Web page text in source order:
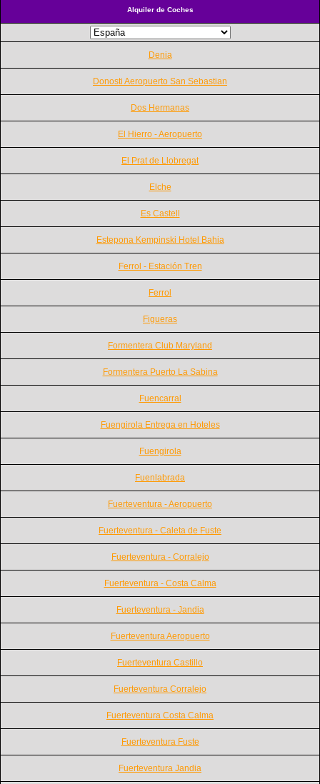
Alquiler de Coches
Denia
Donosti Aeropuerto San Sebastian
Dos Hermanas
El Hierro - Aeropuerto
El Prat de Llobregat
Elche
Es Castell
Estepona Kempinski Hotel Bahia
Ferrol - Estación Tren
Ferrol
Figueras
Formentera Club Maryland
Formentera Puerto La Sabina
Fuencarral
Fuengirola Entrega en Hoteles
Fuengirola
Fuenlabrada
Fuerteventura - Aeropuerto
Fuerteventura - Caleta de Fuste
Fuerteventura - Corralejo
Fuerteventura - Costa Calma
Fuerteventura - Jandia
Fuerteventura Aeropuerto
Fuerteventura Castillo
Fuerteventura Corralejo
Fuerteventura Costa Calma
Fuerteventura Fuste
Fuerteventura Jandia